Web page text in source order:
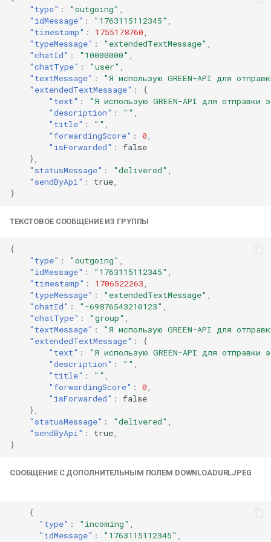
"type" : "outgoing" ,
"idMessage" : "1763115112345" ,
"timestamp" : 1755178760,
"typeMessage" : "extendedTextMessage" ,
"chatId" : "10000000" ,
"chatType" : "user" ,
"textMessage" :
"Я использую GREEN-API для
"extendedTextMessage" :
{
"text" :
"Я использую GREEN-API для отправки
"description" : "" ,
"title" : "" ,
"forwardingScore" : 0,
"isForwarded" :
false
},
"statusMessage" : "delivered" ,
"sendByApi" : true,
}
ТЕКСТОВОЕ СООБЩЕНИЕ ИЗ ГРУППЫ
{
"type" : "outgoing" ,
"idMessage" : "1763115112345" ,
"timestamp" : 1706522263,
"typeMessage" : "extendedTextMessage" ,
"chatId" : "-69876543210123" ,
"chatType" : "group" ,
"textMessage" :
"Я использую GREEN-API для
"extendedTextMessage" :
{
"text" :
"Я использую GREEN-API для отправки
"description" : "" ,
"title" : "" ,
"forwardingScore" : 0,
"isForwarded" :
false
},
"statusMessage" : "delivered" ,
"sendByApi" : true,
}
CООБЩЕНИЕ С ДОПОЛНИТЕЛЬНЫМ ПОЛЕМ DOWNLOADURLJPEG
{
"type" : "incoming" ,
"idMessage" : "1763115112345" ,